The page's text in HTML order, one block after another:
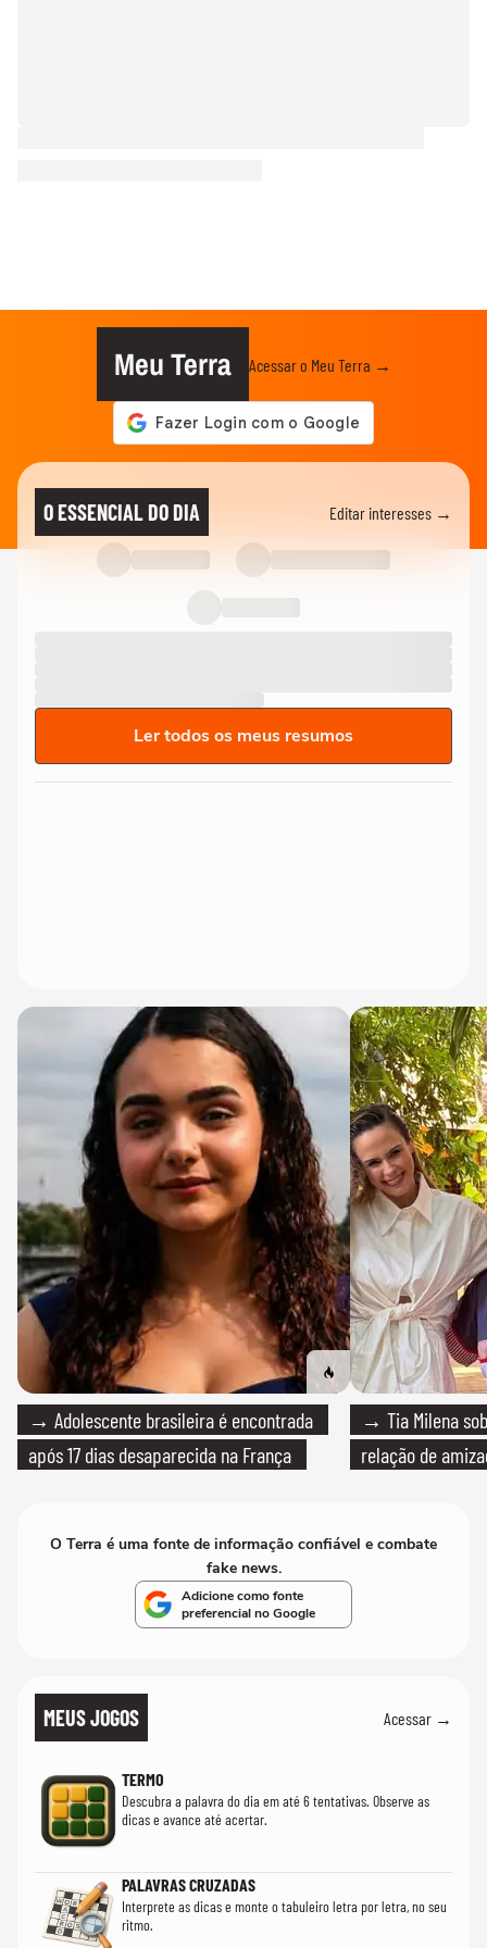
Meu Terra Acessar o Meu Terra →
O ESSENCIAL DO DIA Editar interesses →
Ler todos os meus resumos
→ Adolescente brasileira é encontrada
após 17 dias desaparecida na França
→ Tia Milena
relação de
O Terra é uma fonte de informação confiável e combate
fake news.
Adicione como fonte
preferencial no Google
MEUS JOGOS Acessar →
TERMO
Descubra a palavra do dia em até 6 tentativas. Observe as
dicas e avance até acertar.
PALAVRAS CRUZADAS
Interprete as dicas e monte o tabuleiro letra por letra, no seu
ritmo.